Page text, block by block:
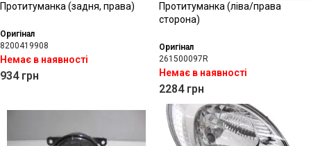
Протитуманка (задня, права)
Оригінал
8200419908
Немає в наявності
934 грн
Протитуманка (ліва/права
сторона)
Оригінал
261500097R
Немає в наявності
2284 грн